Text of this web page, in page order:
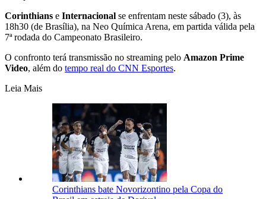
Corinthians e Internacional se enfrentam neste sábado (3), às
18h30 (de Brasília), na Neo Química Arena, em partida válida pela
7ª rodada do Campeonato Brasileiro.
O confronto terá transmissão no streaming pelo Amazon Prime
Video, além do tempo real do CNN Esportes.
Leia Mais
Corinthians bate Novorizontino pela Copa do